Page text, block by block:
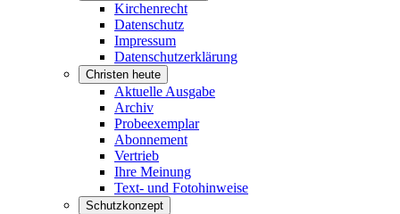
Kirchenrecht
Datenschutz
Impressum
Datenschutzerklärung
Christen heute
Aktuelle Ausgabe
Archiv
Probeexemplar
Abonnement
Vertrieb
Ihre Meinung
Text- und Fotohinweise
Schutzkonzept